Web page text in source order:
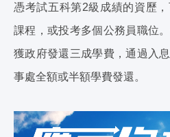
憑考試五科第2級成績的資歷
課程，或投考多個公務員職位
獲政府發還三成學費，通過入
事處全額或半額學費發還。